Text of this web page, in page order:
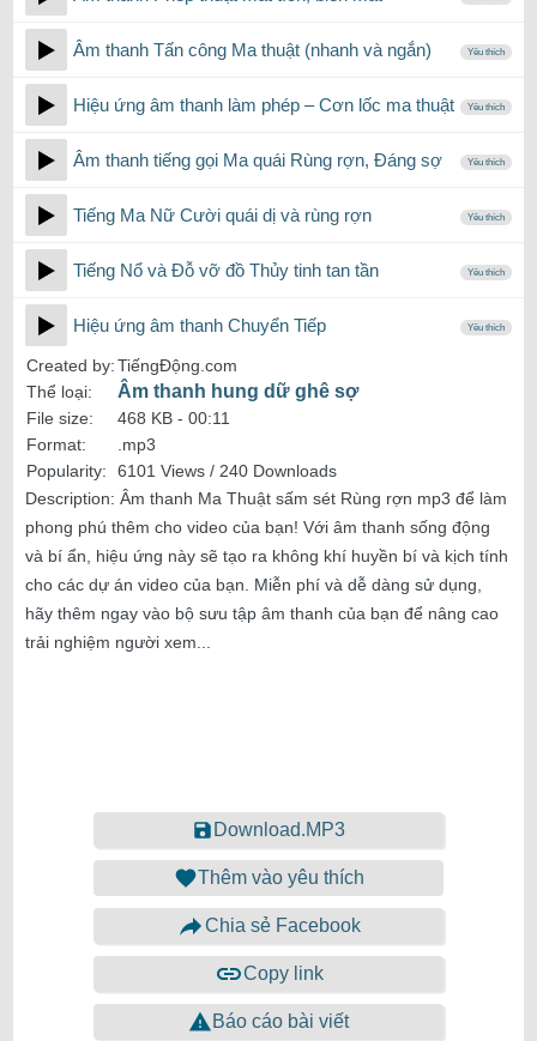
Âm thanh Tấn công Ma thuật (nhanh và ngắn) Yêu thích
Hiệu ứng âm thanh làm phép – Cơn lốc ma thuật Yêu thích
Âm thanh tiếng gọi Ma quái Rùng rợn, Đáng sợ Yêu thích
Tiếng Ma Nữ Cười quái dị và rùng rợn Yêu thích
Tiếng Nổ và Đỗ vỡ đồ Thủy tinh tan tần Yêu thích
Hiệu ứng âm thanh Chuyển Tiếp Yêu thích
Created by:TiếngĐộng.com
Thể loại:
Âm thanh hung dữ ghê sợ
File size: 468 KB - 00:11
Format:
.mp3
Popularity:
6101 Views / 240 Downloads
Description: Âm thanh Ma Thuật sấm sét Rùng rợn mp3 để làm
phong phú thêm cho video của bạn! Với âm thanh sống động
và bí ẩn, hiệu ứng này sẽ tạo ra không khí huyền bí và kịch tính
cho các dự án video của bạn. Miễn phí và dễ dàng sử dụng,
hãy thêm ngay vào bộ sưu tập âm thanh của bạn để nâng cao
trải nghiệm người xem...
Download.MP3
Thêm vào yêu thích
Chia sẻ Facebook
Copy link
Báo cáo bài viết